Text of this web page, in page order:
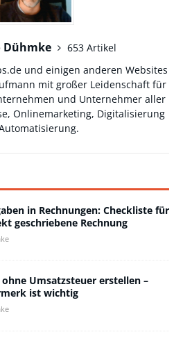
Dühmke
653 Artikel
und einigen anderen Websites
mit großer Leidenschaft für
und Unternehmer aller
Onlinemarketing, Digitalisierung
in Rechnungen: Checkliste für
geschriebene Rechnung
ohne Umsatzsteuer erstellen –
ist wichtig